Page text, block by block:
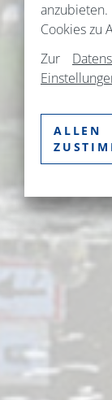
Cookies zu
Zur
ALLEN